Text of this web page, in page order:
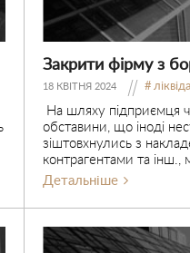
Закрити фірму з
18 КВІТНЯ 2024
На шляху підприємця
обставини, що іноді
зіштовхнулись з
контрагентами та
Детальніше